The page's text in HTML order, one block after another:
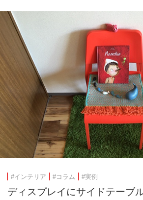
#インテリア #コラム #実例
ディスプレイにサイドテーブ